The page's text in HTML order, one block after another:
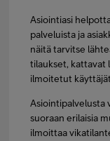
Asiointiasi
palveluista ja
näitä tarvitse
tilaukset, kattavat
ilmoitetut
Asiointipalvelusta
suoraan erilaisia
ilmoittaa